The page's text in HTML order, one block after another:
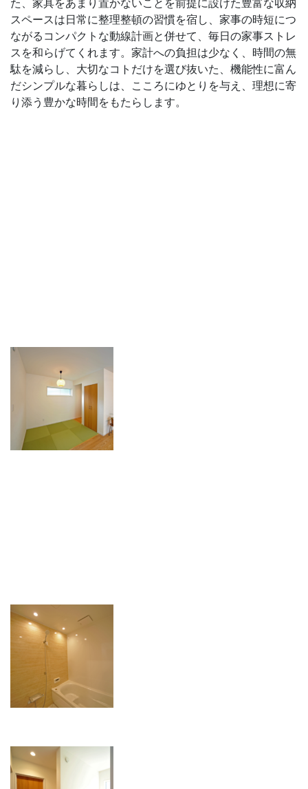
た、家具をあまり置かないことを前提に設けた豊富な収納
スペースは日常に整理整頓の習慣を宿し、家事の時短につ
ながるコンパクトな動線計画と併せて、毎日の家事ストレ
スを和らげてくれます。家計への負担は少なく、時間の無
駄を減らし、大切なコトだけを選び抜いた、機能性に富ん
だシンプルな暮らしは、こころにゆとりを与え、理想に寄
り添う豊かな時間をもたらします。